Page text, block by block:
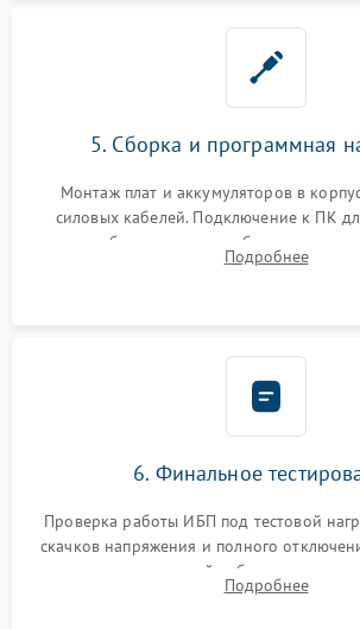
5. Сборка и программная
Монтаж плат и аккумуляторов в
силовых кабелей. Подключение к ПК
калибровки констант батареи,
срабатывания AVR и сброса счетчиков
Подробнее
6. Финальное
Проверка работы ИБП под тестовой
скачков напряжения и полного
времени автономной работы,
корректности формы выходного
Подробнее